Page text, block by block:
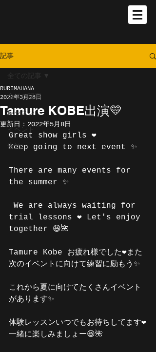
記事
全ての記事
レッスン
イベント
告知
全ての記事
Tamure KOBE出演💛
RURIMAHANA
2022年3月28日
更新日： 2022年5月8日
Great show girls ❤️
Keep going to next event ✨
There are many events for
the summer ✨
trial lessons ❤️ Let's enjoy
together 😆🌺
Tamure Kobe お疲れ様でした❤️また
次のイベントに向けて練習に励もう✨
これから夏に向けてたくさんイベント
があります✨
体験レッスンいつでもお待ちしてます❤️
一緒に楽しみましょー😆🌺